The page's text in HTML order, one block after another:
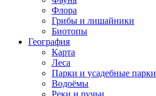
Флора
Грибы и лишайники
Биотопы
География
Карта
Леса
Парки и усадебные парки
Водоёмы
Реки и ручьи